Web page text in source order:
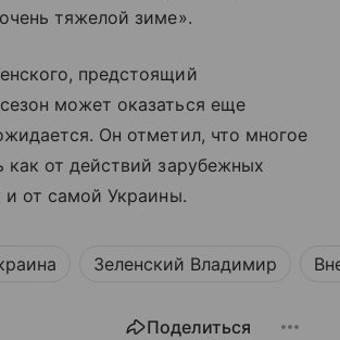
тяжелой зиме».
предстоящий
может оказаться еще
Он отметил, что многое
как от действий зарубежных
и от самой Украины.
Зеленский Владимир
Поделиться